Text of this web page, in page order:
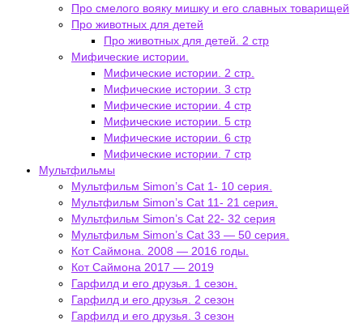
Про смелого вояку мишку и его славных товарищей
Про животных для детей
Про животных для детей. 2 стр
Мифические истории.
Мифические истории. 2 стр.
Мифические истории. 3 стр
Мифические истории. 4 стр
Мифические истории. 5 стр
Мифические истории. 6 стр
Мифические истории. 7 стр
Мультфильмы
Мультфильм Simon’s Cat 1- 10 серия.
Мультфильм Simon’s Cat 11- 21 серия.
Мультфильм Simon’s Cat 22- 32 серия
Мультфильм Simon’s Cat 33 — 50 серия.
Кот Саймона. 2008 — 2016 годы.
Кот Саймона 2017 — 2019
Гарфилд и его друзья. 1 сезон.
Гарфилд и его друзья. 2 сезон
Гарфилд и его друзья. 3 сезон